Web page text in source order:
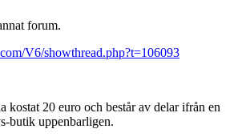
forum.
V6/showthread.php?t=106093
kostat 20 euro och består av delar ifrån en
butik uppenbarligen.